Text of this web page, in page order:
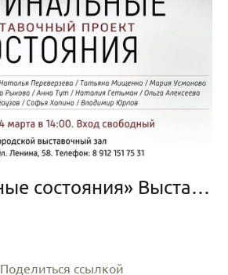
«Лиминальные состояния» Выставочный зал Воркутинского краеведческого музея
Поделиться ссылкой